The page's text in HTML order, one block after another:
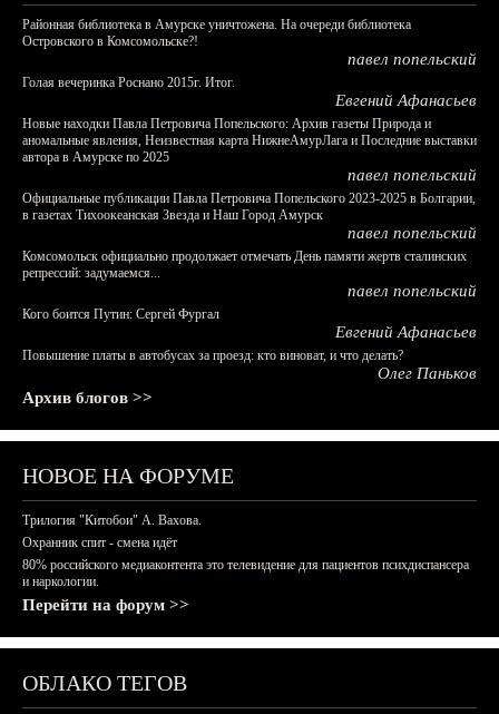
Районная библиотека в Амурске уничтожена. На очереди библиотека
Островского в Комсомольске?!
павел попельский
Голая вечеринка Роснано 2015г. Итог.
Евгений Афанасьев
Новые находки Павла Петровича Попельского: Архив газеты Природа и
аномальные явления, Неизвестная карта НижнеАмурЛага и Последние выставки
автора в Амурске по 2025
павел попельский
Официальные публикации Павла Петровича Попельского 2023-2025 в Болгарии,
в газетах Тихоокеанская Звезда и Наш Город Амурск
павел попельский
Комсомольск официально продолжает отмечать День памяти жертв сталинских
репрессий: задумаемся...
павел попельский
Кого боится Путин: Сергей Фургал
Евгений Афанасьев
Повышение платы в автобусах за проезд: кто виноват, и что делать?
Олег Паньков
Архив блогов >>
НОВОЕ НА ФОРУМЕ
Трилогия "Китобои" А. Вахова.
Охранник спит - смена идёт
80% российского медиаконтента это телевидение для пациентов психдиспансера
и наркологии.
Перейти на форум >>
ОБЛАКО ТЕГОВ